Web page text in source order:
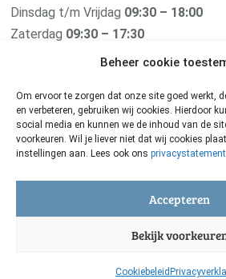
Beheer cookie
Om ervoor te zorgen dat onze site goed werkt,
en verbeteren, gebruiken wij cookies. Hierdoor
social media en kunnen we de inhoud van de
voorkeuren. Wil je liever niet dat wij cookies
instellingen aan. Lees ook ons privacystatement
Accepteren
Bekijk
Cookiebeleid
Dinsdag t/m Vrijdag 09:30 – 18:00
Zaterdag 09:30 – 17:30
Gesloten
Van der Pigge is
zusterbedrijf De Groene Os
Zij maken de beste
je geliefde dier. Oerkracht uit de
De Groene Os